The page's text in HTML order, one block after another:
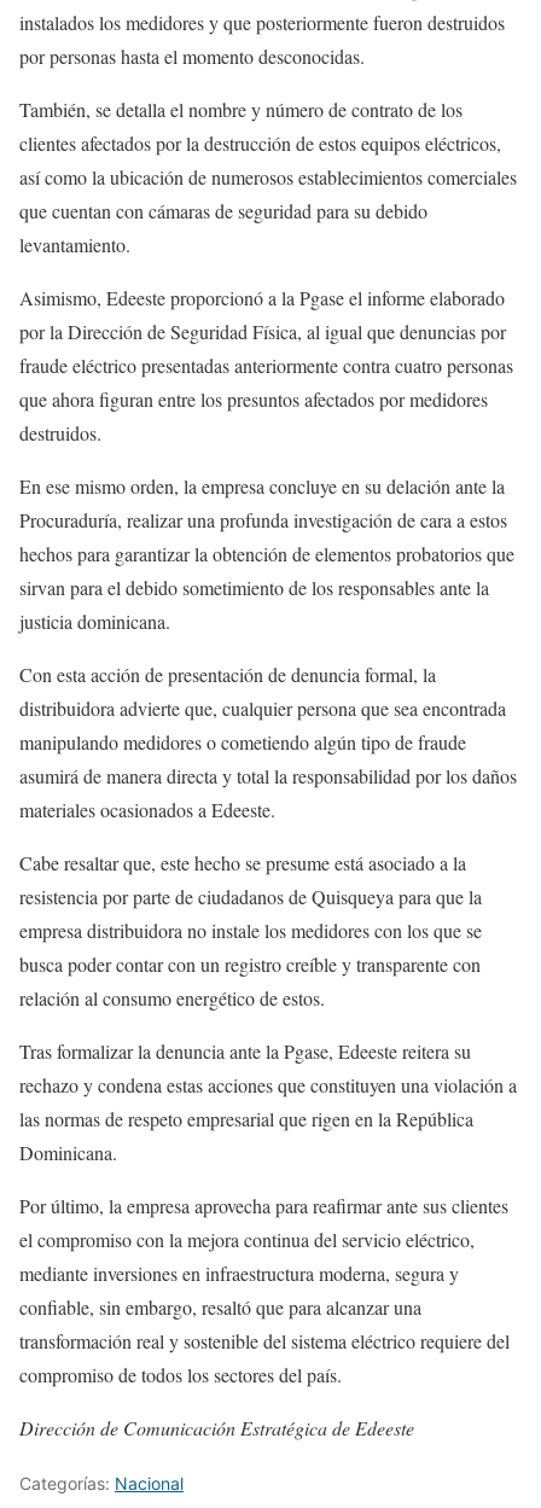
instalados los medidores y que posteriormente fueron destruidos
por personas hasta el momento desconocidas.
También, se detalla el nombre y número de contrato de los
clientes afectados por la destrucción de estos equipos eléctricos,
así como la ubicación de numerosos establecimientos comerciales
que cuentan con cámaras de seguridad para su debido
levantamiento.
Asimismo, Edeeste proporcionó a la Pgase el informe elaborado
por la Dirección de Seguridad Física, al igual que denuncias por
fraude eléctrico presentadas anteriormente contra cuatro personas
que ahora figuran entre los presuntos afectados por medidores
destruidos.
En ese mismo orden, la empresa concluye en su delación ante la
Procuraduría, realizar una profunda investigación de cara a estos
hechos para garantizar la obtención de elementos probatorios que
sirvan para el debido sometimiento de los responsables ante la
justicia dominicana.
Con esta acción de presentación de denuncia formal, la
distribuidora advierte que, cualquier persona que sea encontrada
manipulando medidores o cometiendo algún tipo de fraude
asumirá de manera directa y total la responsabilidad por los daños
materiales ocasionados a Edeeste.
Cabe resaltar que, este hecho se presume está asociado a la
resistencia por parte de ciudadanos de Quisqueya para que la
empresa distribuidora no instale los medidores con los que se
busca poder contar con un registro creíble y transparente con
relación al consumo energético de estos.
Tras formalizar la denuncia ante la Pgase, Edeeste reitera su
rechazo y condena estas acciones que constituyen una violación a
las normas de respeto empresarial que rigen en la República
Dominicana.
Por último, la empresa aprovecha para reafirmar ante sus clientes
el compromiso con la mejora continua del servicio eléctrico,
mediante inversiones en infraestructura moderna, segura y
confiable, sin embargo, resaltó que para alcanzar una
transformación real y sostenible del sistema eléctrico requiere del
compromiso de todos los sectores del país.
Dirección de Comunicación Estratégica de Edeeste
Categorías: Nacional